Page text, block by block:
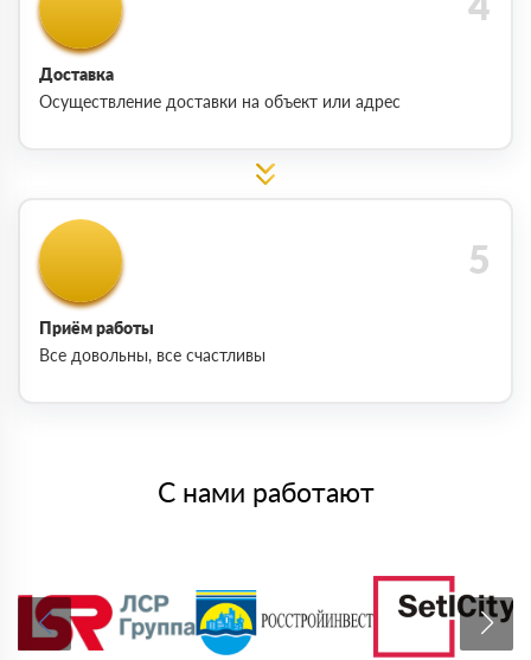
Доставка
Осуществление доставки на объект или адрес
Приём работы
Все довольны, все счастливы
С нами работают